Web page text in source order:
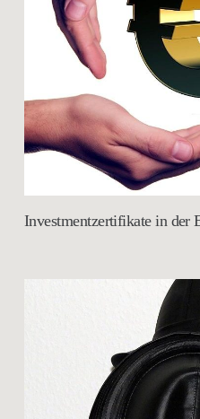
Investmentzertifikate in der